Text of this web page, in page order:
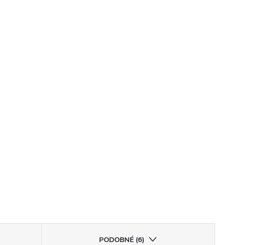
PODOBNÉ (6)